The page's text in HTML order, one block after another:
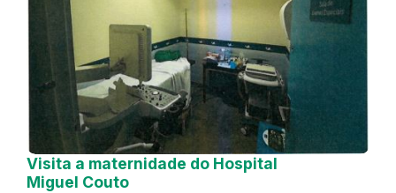
Visita a maternidade do Hospital
Miguel Couto